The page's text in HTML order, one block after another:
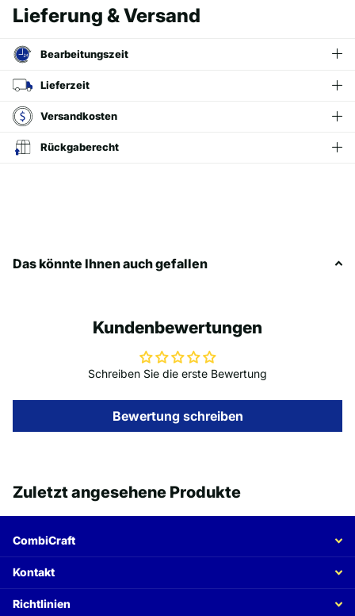
Lieferung & Versand
Bearbeitungszeit
Lieferzeit
Versandkosten
Rückgaberecht
Das könnte Ihnen auch gefallen
Kundenbewertungen
Schreiben Sie die erste Bewertung
Bewertung schreiben
Zuletzt angesehene Produkte
CombiCraft
Kontakt
Richtlinien